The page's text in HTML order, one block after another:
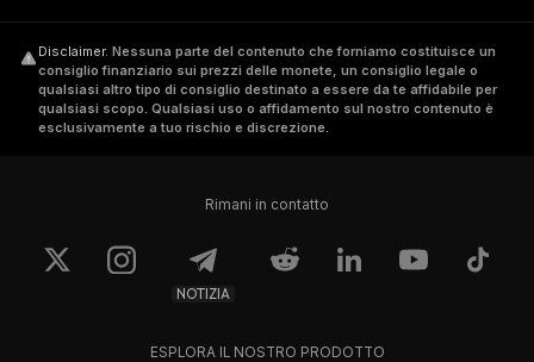
Disclaimer. Nessuna parte del contenuto che forniamo costituisce un
consiglio finanziario sui prezzi delle monete, un consiglio legale o
qualsiasi altro tipo di consiglio destinato a essere da te affidabile per
qualsiasi scopo. Qualsiasi uso o affidamento sul nostro contenuto è
esclusivamente a tuo rischio e discrezione.
Rimani in contatto
NOTIZIA
ESPLORA IL NOSTRO PRODOTTO